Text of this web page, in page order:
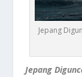
Jepang
Jepang